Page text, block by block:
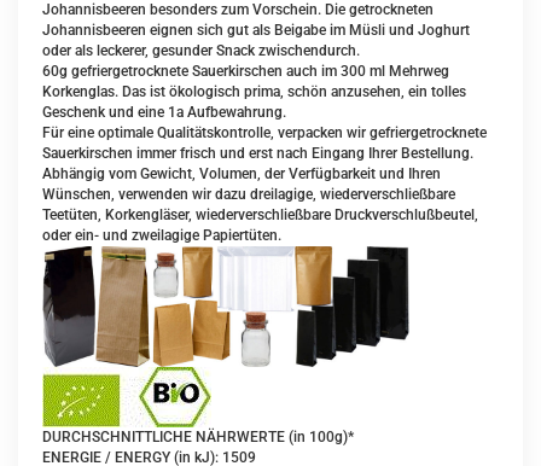
Johannisbeeren besonders zum Vorschein. Die getrockneten
Johannisbeeren eignen sich gut als Beigabe im Müsli und Joghurt
oder als leckerer, gesunder Snack zwischendurch.
60g gefriergetrocknete Sauerkirschen auch im 300 ml Mehrweg
Korkenglas. Das ist ökologisch prima, schön anzusehen, ein tolles
Geschenk und eine 1a Aufbewahrung.
Für eine optimale Qualitätskontrolle, verpacken wir gefriergetrocknete
Sauerkirschen immer frisch und erst nach Eingang Ihrer Bestellung.
Abhängig vom Gewicht, Volumen, der Verfügbarkeit und Ihren
Wünschen, verwenden wir dazu dreilagige, wiederverschließbare
Teetüten, Korkengläser, wiederverschließbare Druckverschlußbeutel,
oder ein- und zweilagige Papiertüten.
DURCHSCHNITTLICHE NÄHRWERTE (in 100g)*
ENERGIE / ENERGY (in kJ): 1509